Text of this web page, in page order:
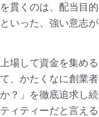
を貫くのは、配当目
といった、強い意志が
上場して資金を集め
て、かたくなに創業
か？」を徹底追求し
ティティーだと言える